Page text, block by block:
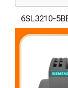
6SL3210-